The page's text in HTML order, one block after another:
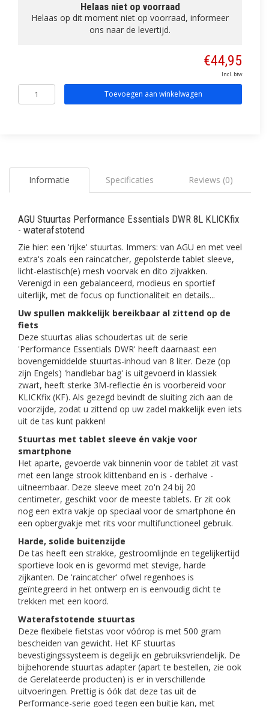
Helaas niet op voorraad
Helaas op dit moment niet op voorraad, informeer
ons naar de levertijd.
€44,95
Incl. btw
Toevoegen aan winkelwagen
Informatie Specificaties Reviews (0)
AGU Stuurtas Performance Essentials DWR 8L KLICKfix
- waterafstotend
Zie hier: een 'rijke' stuurtas. Immers: van AGU en met veel
extra's zoals een raincatcher, gepolsterde tablet sleeve,
licht-elastisch(e) mesh voorvak en dito zijvakken.
Verenigd in een gebalanceerd, modieus en sportief
uiterlijk, met de focus op functionaliteit en details...
Uw spullen makkelijk bereikbaar al zittend op de
fiets
Deze stuurtas alias schoudertas uit de serie
'Performance Essentials DWR' heeft daarnaast een
bovengemiddelde stuurtas-inhoud van 8 liter. Deze (op
zijn Engels) 'handlebar bag' is uitgevoerd in klassiek
zwart, heeft sterke 3M-reflectie én is voorbereid voor
KLICKfix (KF). Als gezegd bevindt de sluiting zich aan de
voorzijde, zodat u zittend op uw zadel makkelijk even iets
uit de tas kunt pakken!
Stuurtas met tablet sleeve én vakje voor
smartphone
Het aparte, gevoerde vak binnenin voor de tablet zit vast
met een lange strook klittenband en is - derhalve -
uitneembaar. Deze sleeve meet zo'n 24 bij 20
centimeter, geschikt voor de meeste tablets. Er zit ook
nog een extra vakje op speciaal voor de smartphone én
een opbergvakje met rits voor multifunctioneel gebruik.
Harde, solide buitenzijde
De tas heeft een strakke, gestroomlijnde en tegelijkertijd
sportieve look en is gevormd met stevige, harde
zijkanten. De 'raincatcher' ofwel regenhoes is
geïntegreerd in het ontwerp en is eenvoudig dicht te
trekken met een koord.
Waterafstotende stuurtas
Deze flexibele fietstas voor vóórop is met 500 gram
bescheiden van gewicht. Het KF stuurtas
bevestigingssysteem is degelijk en gebruiksvriendelijk. De
bijbehorende stuurtas adapter (apart te bestellen, zie ook
de Gerelateerde producten) is er in verschillende
uitvoeringen. Prettig is óók dat deze tas uit de
Performance-serie goed tegen een buitje kan, met